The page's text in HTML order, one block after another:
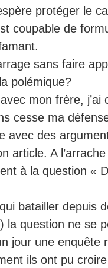
protéger le
coupable de
sans faire
polémique?
mon frère, j’ai
cesse ma
avec des
article. A
à la question «
batailler depuis
la question ne se
jour une enquête
ils ont pu